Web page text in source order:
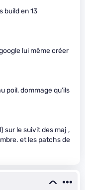
build en 13
lui même créer
poil, dommage qu’ils
sur le suivit des maj ,
et les patchs de